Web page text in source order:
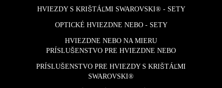
HVIEZDY S KRIŠTÁĽMI SWAROVSKI® - SETY
OPTICKÉ HVIEZDNE NEBO - SETY
HVIEZDNE NEBO NA MIERU
PRÍSLUŠENSTVO PRE HVIEZDNE NEBO
PRÍSLUŠENSTVO PRE HVIEZDY S KRIŠTÁĽMI
SWAROVSKI®